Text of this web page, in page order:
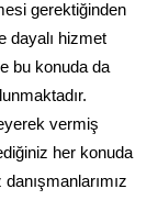
gerektiğinden
dayalı hizmet
bu konuda da
vermiş
her konuda